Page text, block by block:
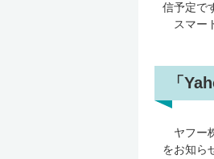
信予定で
スマー
「
ヤフー
をお知ら